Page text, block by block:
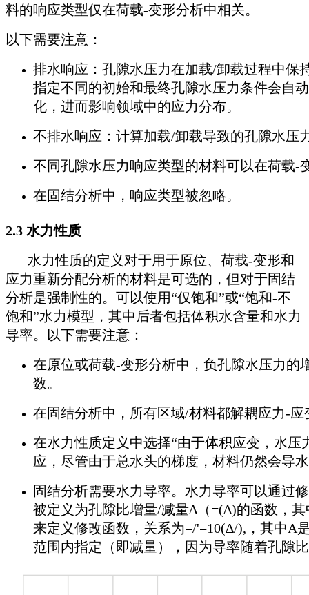
料的响应类型仅在荷载-变形分析中相关。
以下需要注意：
排水响应：孔隙水压力在加载/卸载过程中保
指定不同的初始和最终孔隙水压力条件会自
化，进而影响领域中的应力分布。
不排水响应：计算加载/卸载导致的孔隙水压
不同孔隙水压力响应类型的材料可以在荷载-
在固结分析中，响应类型被忽略。
2.3 水力性质
水力性质的定义对于用于原位、荷载-变形和
应力重新分配分析的材料是可选的，但对于固结
分析是强制性的。可以使用“仅饱和”或“饱和-不
饱和”水力模型，其中后者包括体积水含量和水力
导率。以下需要注意：
在原位或荷载-变形分析中，负孔隙水压力的
数。
在固结分析中，所有区域/材料都解耦应力-
在水力性质定义中选择“由于体积应变，水
应，尽管由于总水头的梯度，材料仍然会导
固结分析需要水力导率。水力导率可以通过
被定义为孔隙比增量/减量∆（=(∆)的函数，
来定义修改函数，关系为=/'=10(∆/),，其中A
范围内指定（即减量），因为导率随着孔隙